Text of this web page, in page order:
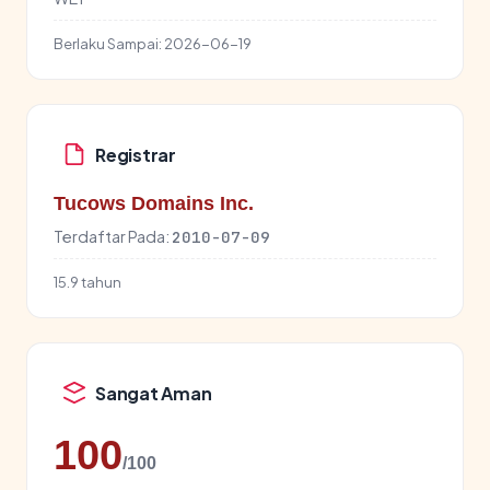
Berlaku Sampai: 2026-06-19
Registrar
Tucows Domains Inc.
Terdaftar Pada: 2010-07-09
15.9 tahun
Sangat Aman
100/100